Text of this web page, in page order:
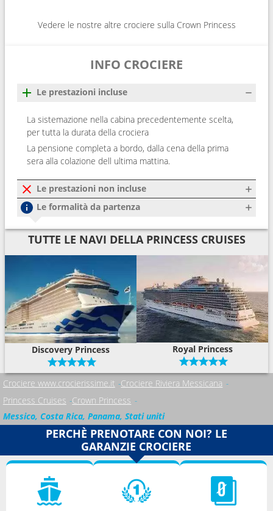
Vedere le nostre altre crociere sulla Crown Princess
INFO CROCIERE
Le prestazioni incluse
La sistemazione nella cabina precedentemente scelta,
per tutta la durata della crociera
La pensione completa a bordo, dalla cena della prima
sera alla colazione dell ultima mattina.
Le prestazioni non incluse
Le formalità da partenza
TUTTE LE NAVI DELLA PRINCESS CRUISES
Discovery Princess Royal Princess
Crociere www.crocierissime.it Crociere Riviera Messicana
Princess Cruises Crown Princess
Messico, Costa Rica, Panama, Stati uniti
PERCHÈ PRENOTARE CON NOI? LE
GARANZIE CROCIERE